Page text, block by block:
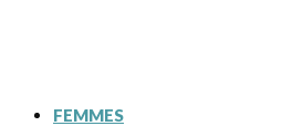
FEMMES